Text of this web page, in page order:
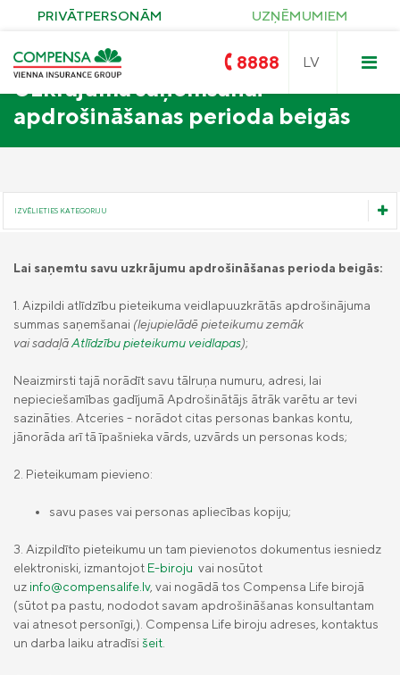
Nedzīvības un Seesam veselības
Compensa Life
OCTA
Zelta OCTA
Īpašuma apdrošināšana
Saules paneļu apdrošināšana
Pirkuma apdrošināšana
Ceļojumu apdrošināšana
Civiltiesiskās atbildības apdrošināšana
Seesam kritisko saslimšanu apdrošināšana
Compensa Seesam veselības
Compensa Life Veselības apdrošināšana
privātpersonām
Compensa Nelaimes gadījumu
apdrošināšana
Compensa Life Nelaimes gadījumu
Dzīvības apdrošināšana
Uzkrājošā dzīvības apdrošināšana
Ieguldījumu fondi
Fondu vienību cenas
Papildapdrošināšana
Compensa Seesam mobilā aplikācija
Compensa Life mobilā aplikācija
Compensa Seesam attālinātās ārstu
konsultācijas
Compensa Life Vienna Insurance Group
SE Latvijas filiāles kontakti
„Compensa Vienna Insurance Group”
ADB Latvijas filiāles kontakti
Jaunumi
Par mums
PRIVĀTPERSONĀM UZŅĒMUMIEM
8888
Uzkrājuma saņemšanai
apdrošināšanas perioda beigās
IZVĒLIETIES KATEGORIJU
Veselības apdrošināšanas atlīdzība
Nelaimes gadījumu apdrošināšanas atlīdzība
Atlīdzība apdrošinātā nāves gadījumā
Uzkrājošās dzīvības apdrošināšanas atlīdzība senioriem (bēru
Lai saņemtu savu uzkrājumu apdrošināšanas perioda beigās:
1. Aizpildi atlīdzību pieteikuma veidlapuuzkrātās apdrošinājuma
summas saņemšanai (lejupielādē pieteikumu zemāk
vai sadaļāAtlīdzību pieteikumu veidlapas);
Neaizmirsti tajā norādīt savu tālruņa numuru, adresi, lai
nepieciešamības gadījumā Apdrošinātājs ātrāk varētu ar tevi
sazināties. Atceries - norādot citas personas bankas kontu,
jānorāda arī tā īpašnieka vārds, uzvārds un personas kods;
2. Pieteikumam pievieno:
savu pases vai personas apliecības kopiju;
3. Aizpildīto pieteikumu un tam pievienotos dokumentus iesniedz
elektroniski, izmantojot E-biroju vai nosūtot
uz info@compensalife.lv, vai nogādā tos Compensa Life birojā
(sūtot pa pastu, nododot savam apdrošināšanas konsultantam
vai atnesot personīgi,). Compensa Life biroju adreses, kontaktus
un darba laiku atradīsi šeit